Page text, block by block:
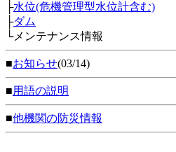
├水位(危機管理型水位計含む)
├ダム
└メンテナンス情報
■お知らせ(03/14)
■用語の説明
■他機関の防災情報